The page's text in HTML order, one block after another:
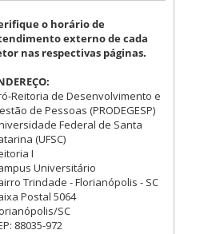
o horário de
externo de cada
nas respectivas páginas.
Reitoria de Desenvolvimento e
de Pessoas (PRODEGESP)
Federal de Santa
(UFSC)
I
Universitário
Trindade - Florianópolis - SC
Postal 5064
SC
88035-972